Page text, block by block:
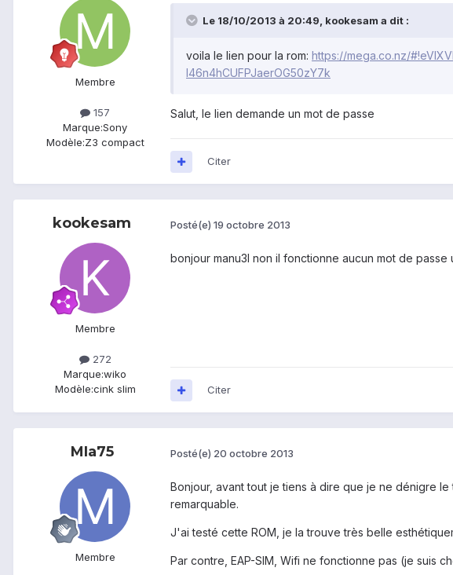
Membre
157
Marque:Sony
Modèle:Z3 compact
Le 18/10/2013 à 20:49, kookesam a dit :
voila le lien pour la rom: https://mega.co.nz/
l46n4hCUFPJaerOG50zY7k
Salut, le lien demande un mot de passe
Citer
kookesam
Membre
272
Marque:wiko
Modèle:cink slim
Posté(e) 19 octobre 2013
bonjour manu3l non il fonctionne aucun mot de passe
Citer
MIa75
Membre
Posté(e) 20 octobre 2013
Bonjour, avant tout je tiens à dire que je ne dénigre
remarquable.
J'ai testé cette ROM, je la trouve très belle
Par contre, EAP-SIM, Wifi ne fonctionne pas (je suis